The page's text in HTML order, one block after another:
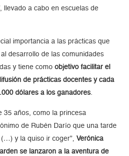
, llevado a cabo en escuelas de
importancia a las prácticas que
desarrollo de las comunidades
y tiene como objetivo facilitar el
de prácticas docentes y cada
dólares a los ganadores.
35 años, como la princesa
de Rubén Darío que una tarde
y la quiso ir coger”, Verónica
se lanzaron a la aventura de